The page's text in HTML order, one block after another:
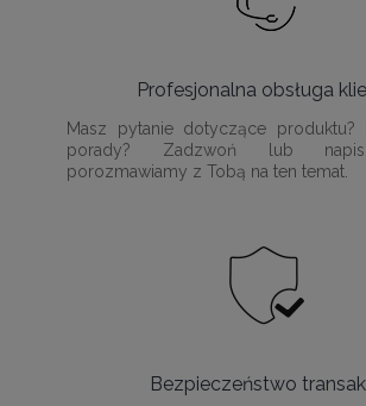
Profesjonalna obsługa
Masz pytanie dotyczące produktu?
porady? Zadzwoń lub
porozmawiamy z Tobą na ten temat.
Bezpieczeństwo